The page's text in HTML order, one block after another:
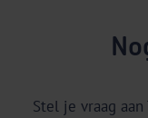
Stel je vraag